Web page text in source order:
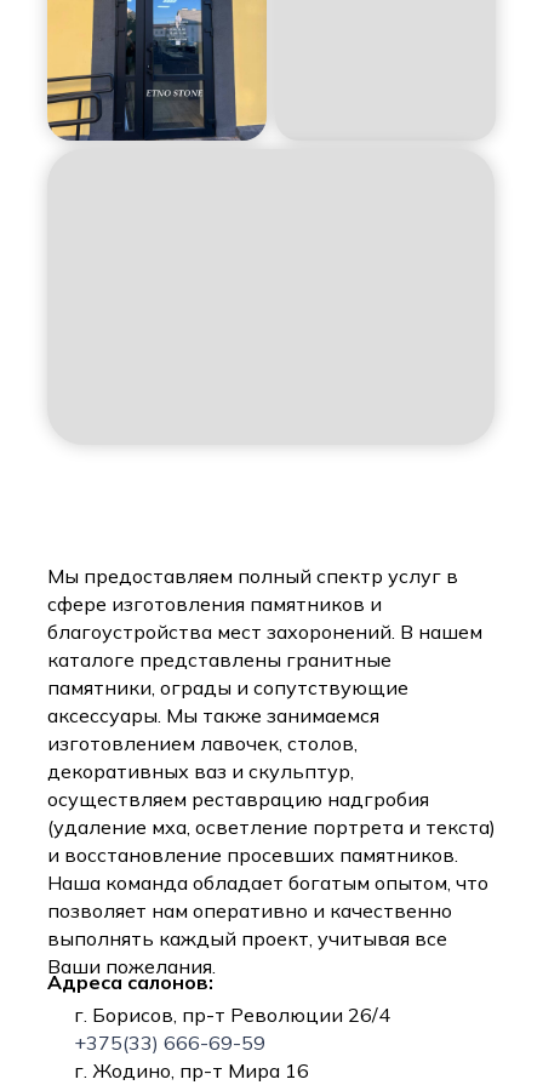
Мы предоставляем полный спектр услуг в
сфере изготовления памятников и
благоустройства мест захоронений. В нашем
каталоге представлены гранитные
памятники, ограды и сопутствующие
аксессуары. Мы также занимаемся
изготовлением лавочек, столов,
декоративных ваз и скульптур,
осуществляем реставрацию надгробия
(удаление мха, осветление портрета и текста)
и восстановление просевших памятников.
Наша команда обладает богатым опытом, что
позволяет нам оперативно и качественно
выполнять каждый проект, учитывая все
Ваши пожелания.
Адреса салонов:
г. Борисов, пр-т Революции 26/4
+375(33) 666-69-59
г. Жодино, пр-т Мира 16